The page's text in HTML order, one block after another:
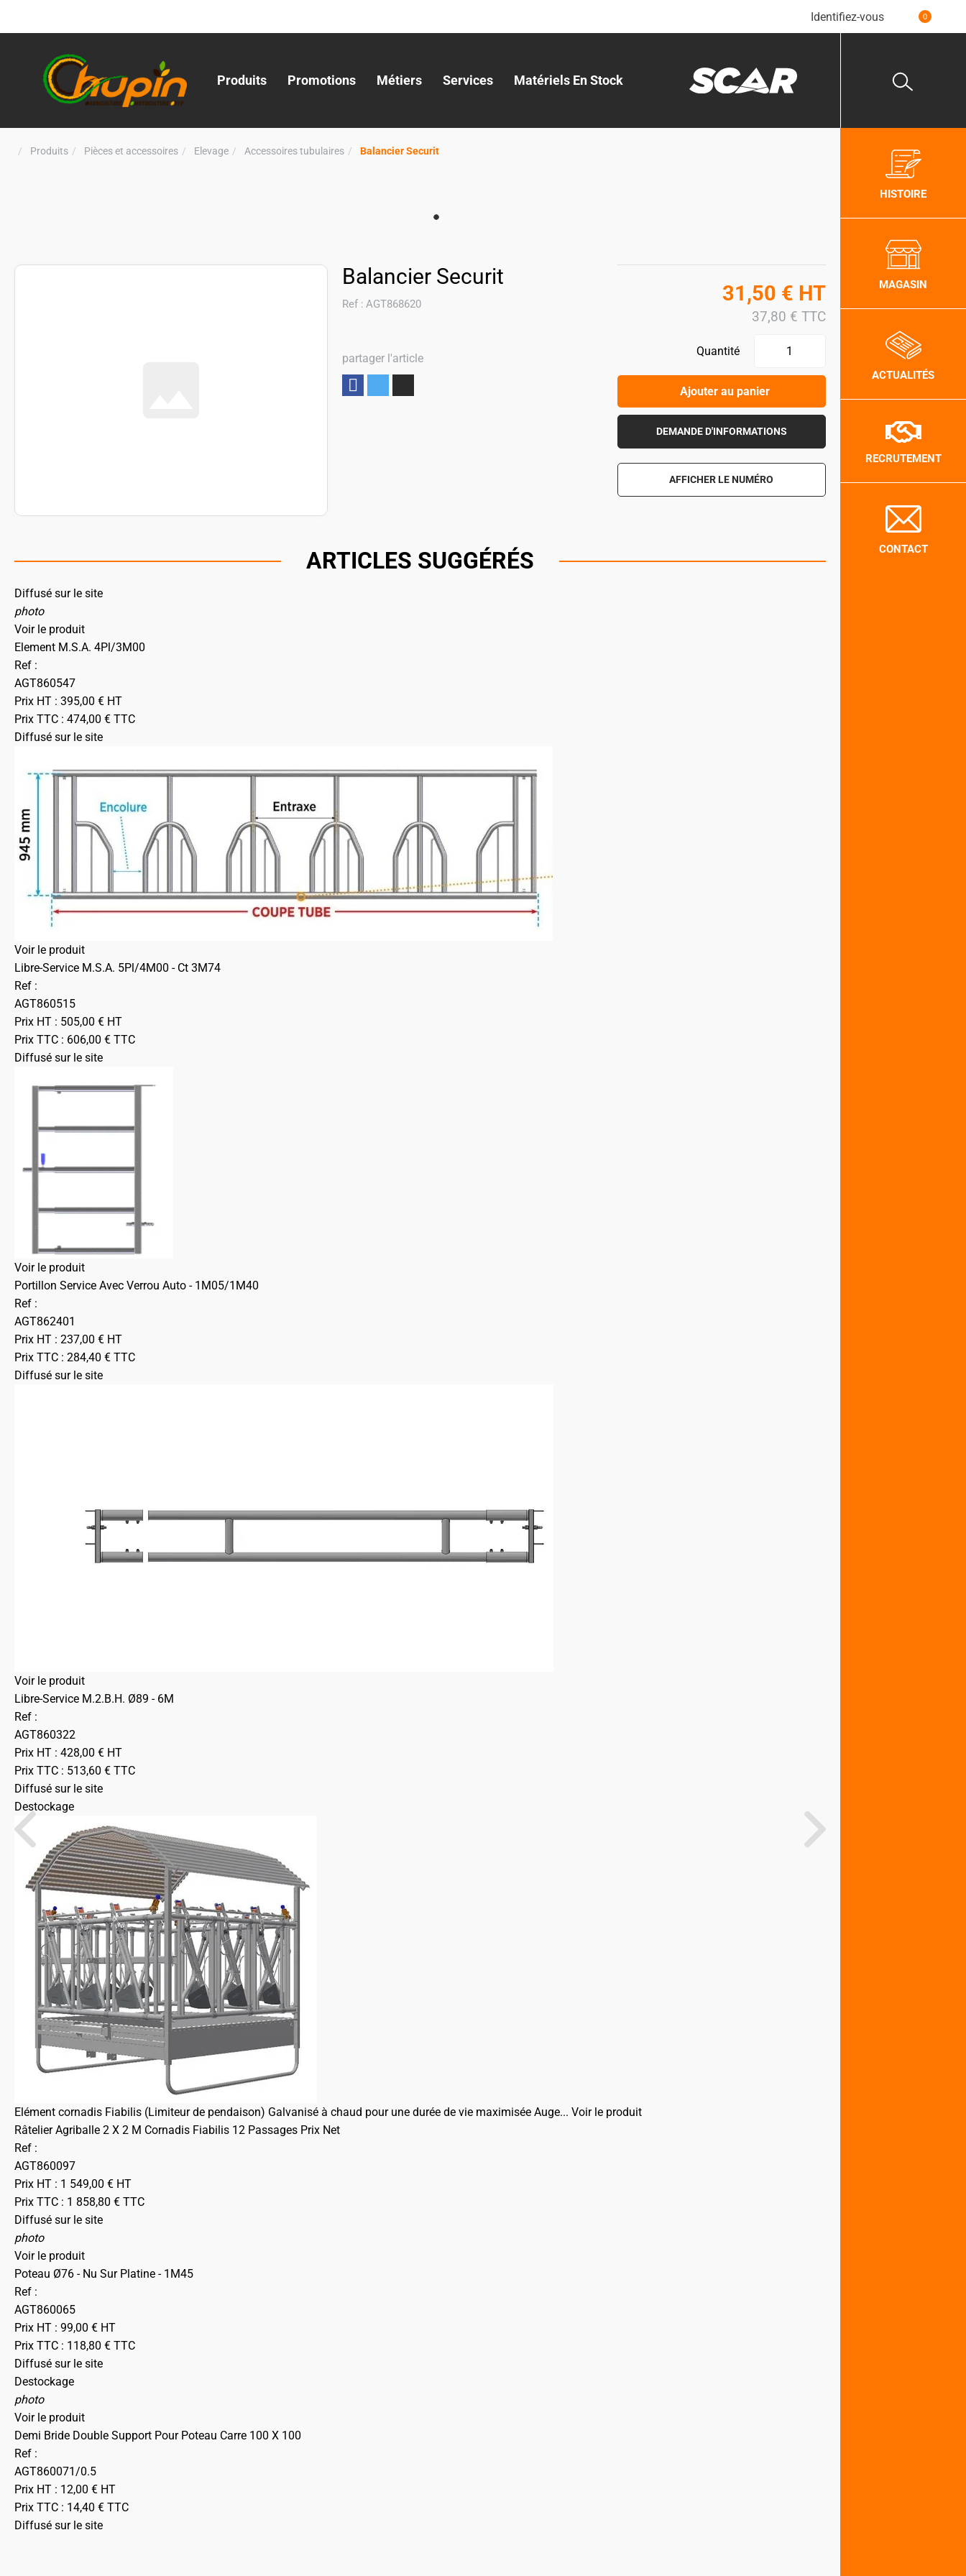
Identifiez-vous 0
Produits Promotions Métiers Services Matériels En Stock
Produits Pièces et accessoires Elevage Accessoires tubulaires Balancier Securit
Balancier Securit
Ref : AGT868620
partager l'article
31,50 € HT
37,80 € TTC
Quantité
Ajouter au panier
DEMANDE D'INFORMATIONS
AFFICHER LE NUMÉRO
ARTICLES SUGGÉRÉS
Diffusé sur le site
photo
Voir le produit
Element M.S.A. 4Pl/3M00
Ref :
AGT860547
Prix HT : 395,00 € HT
Prix TTC : 474,00 € TTC
Diffusé sur le site
Voir le produit
Libre-Service M.S.A. 5Pl/4M00 - Ct 3M74
Ref :
AGT860515
Prix HT : 505,00 € HT
Prix TTC : 606,00 € TTC
Diffusé sur le site
Voir le produit
Portillon Service Avec Verrou Auto - 1M05/1M40
Ref :
AGT862401
Prix HT : 237,00 € HT
Prix TTC : 284,40 € TTC
Diffusé sur le site
Voir le produit
Libre-Service M.2.B.H. Ø89 - 6M
Ref :
AGT860322
Prix HT : 428,00 € HT
Prix TTC : 513,60 € TTC
Diffusé sur le site
Destockage
Elément cornadis Fiabilis (Limiteur de pendaison) Galvanisé à chaud pour une durée de vie maximisée Auge... Voir le produit
Râtelier Agriballe 2 X 2 M Cornadis Fiabilis 12 Passages Prix Net
Ref :
AGT860097
Prix HT : 1 549,00 € HT
Prix TTC : 1 858,80 € TTC
Diffusé sur le site
photo
Voir le produit
Poteau Ø76 - Nu Sur Platine - 1M45
Ref :
AGT860065
Prix HT : 99,00 € HT
Prix TTC : 118,80 € TTC
Diffusé sur le site
Destockage
photo
Voir le produit
Demi Bride Double Support Pour Poteau Carre 100 X 100
Ref :
AGT860071/0.5
Prix HT : 12,00 € HT
Prix TTC : 14,40 € TTC
Diffusé sur le site
HISTOIRE
MAGASIN
ACTUALITÉS
RECRUTEMENT
CONTACT